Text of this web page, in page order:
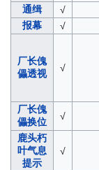
通缉 √
报幕
√
厂长傀
儡透视
√
厂长傀
儡换位
√
鹿头朽
叶气息
提示
√